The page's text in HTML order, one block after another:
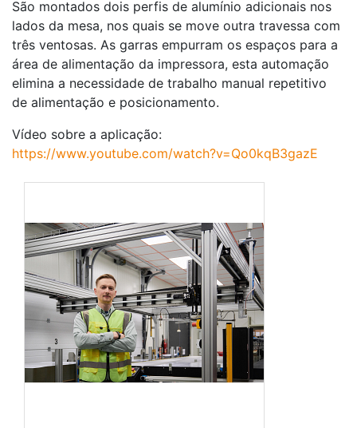
São montados dois perfis de alumínio adicionais nos
lados da mesa, nos quais se move outra travessa com
três ventosas. As garras empurram os espaços para a
área de alimentação da impressora, esta automação
elimina a necessidade de trabalho manual repetitivo
de alimentação e posicionamento.
Vídeo sobre a aplicação:
https://www.youtube.com/watch?v=Qo0kqB3gazE